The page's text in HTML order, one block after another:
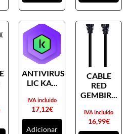
ANTIVIRUS
LIC KA...
17,12€
IVA incluido
Adicionar
CABLE
RED
GEMBIR...
16,99€
IVA incluido